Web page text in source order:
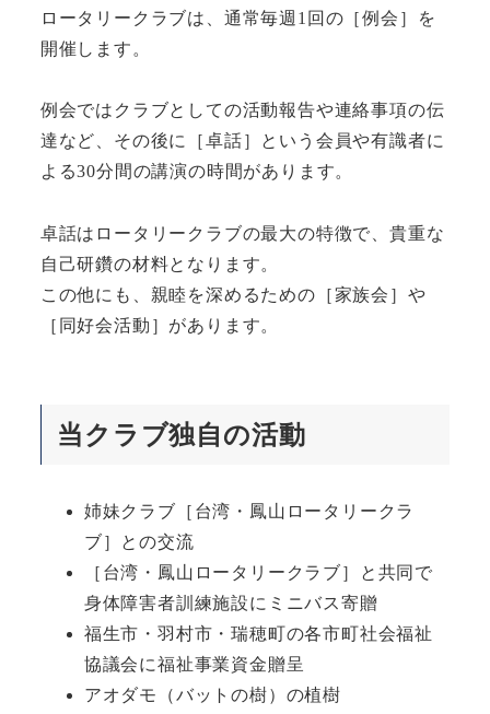
ロータリークラブは、通常毎週1回の［例会］を
開催します。
例会ではクラブとしての活動報告や連絡事項の伝
達など、その後に［卓話］という会員や有識者に
よる30分間の講演の時間があります。
卓話はロータリークラブの最大の特徴で、貴重な
自己研鑽の材料となります。
この他にも、親睦を深めるための［家族会］や
［同好会活動］があります。
当クラブ独自の活動
姉妹クラブ［台湾・鳳山ロータリークラ
ブ］との交流
［台湾・鳳山ロータリークラブ］と共同で
身体障害者訓練施設にミニバス寄贈
福生市・羽村市・瑞穂町の各市町社会福祉
協議会に福祉事業資金贈呈
アオダモ（バットの樹）の植樹